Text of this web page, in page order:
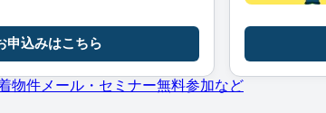
申込みはこちら
物件メール・セミナー無料参加など